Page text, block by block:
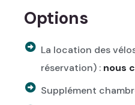
Options
La location des
réservation) : nous
Supplément